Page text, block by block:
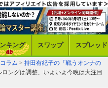
キング スワップ スプレッド
ラム > 持田有紀子の「戦うオンナの
ングは調整、いよいよ今晩は大注目